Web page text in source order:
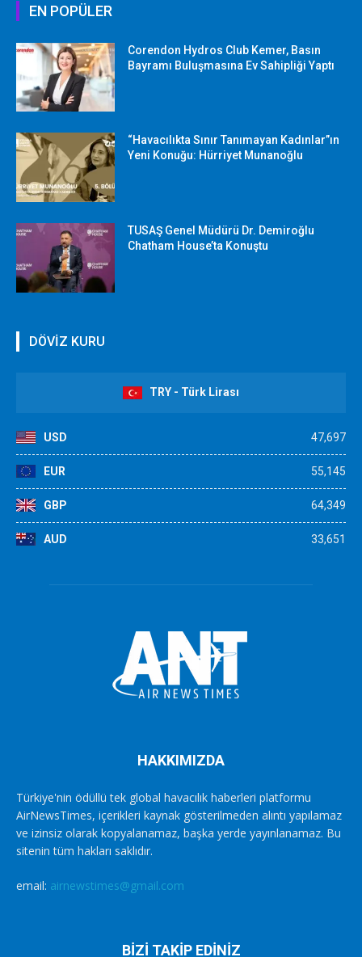
EN POPÜLER
Corendon Hydros Club Kemer, Basın
Bayramı Buluşmasına Ev Sahipliği Yaptı
“Havacılıkta Sınır Tanımayan Kadınlar”ın
Yeni Konuğu: Hürriyet Munanoğlu
TUSAŞ Genel Müdürü Dr. Demiroğlu
Chatham House’ta Konuştu
DÖVİZ KURU
TRY - Türk Lirası
USD 47,697
EUR 55,145
GBP 64,349
AUD 33,651
HAKKIMIZDA
Türkiye'nin ödüllü tek global havacılık haberleri platformu
AirNewsTimes, içerikleri kaynak gösterilmeden alıntı yapılamaz
ve izinsiz olarak kopyalanamaz, başka yerde yayınlanamaz. Bu
sitenin tüm hakları saklıdır.
email: airnewstimes@gmail.com
BİZİ TAKİP EDİNİZ